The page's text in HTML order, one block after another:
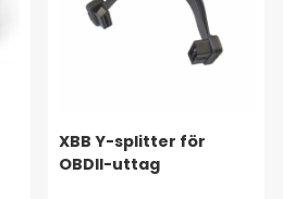
XBB Y-splitter för
OBDII-uttag